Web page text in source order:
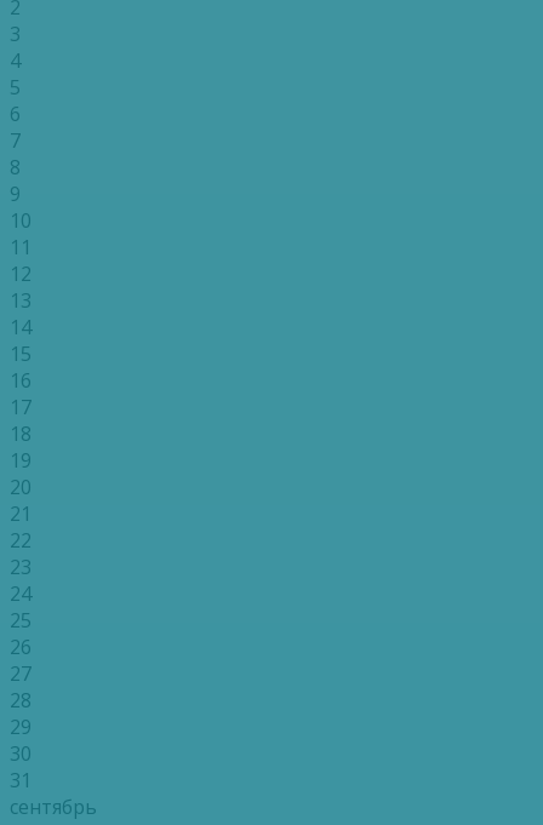
2
3
4
5
6
7
8
9
10
11
12
13
14
15
16
17
18
19
20
21
22
23
24
25
26
27
28
29
30
31
сентябрь